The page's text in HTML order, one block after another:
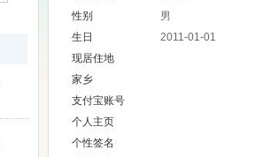
性别
男
生日
2011-01-01
现居住地
家乡
支付宝账号
个人主页
个性签名